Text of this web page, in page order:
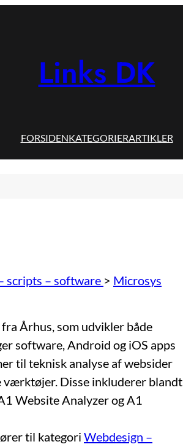
Links DK
FORSIDENKATEGORIERARTIKLER
scripts – software > Microsys
Århus, som udvikler både
software, Android og iOS apps
til teknisk analyse af websider
værktøjer. Disse inkluderer blandt
Website Analyzer og A1
til kategori Webdesign –